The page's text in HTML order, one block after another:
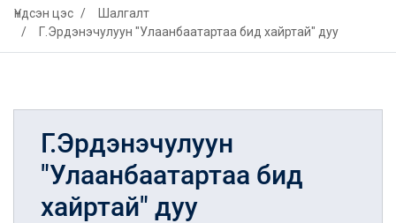
Үндсэн цэс
Шалгалт
Г.Эрдэнэчулуун "Улаанбаатартаа бид хайртай" дуу
Г.Эрдэнэчулуун
"Улаанбаатартаа бид
хайртай" дуу